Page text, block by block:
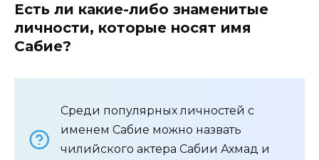
Есть ли какие-либо знаменитые
личности, которые носят имя
Сабие?
Среди популярных личностей с
именем Сабие можно назвать
чилийского актера Сабии Ахмад и